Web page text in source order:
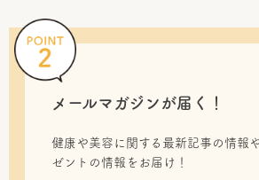
メールマガジンが届く！
健康や美容に関する最新記事の情報
ゼントの情報をお届け！